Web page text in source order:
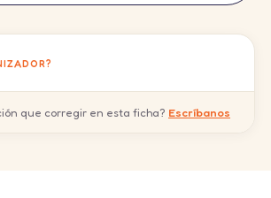
que corregir en esta ficha? Escríbanos